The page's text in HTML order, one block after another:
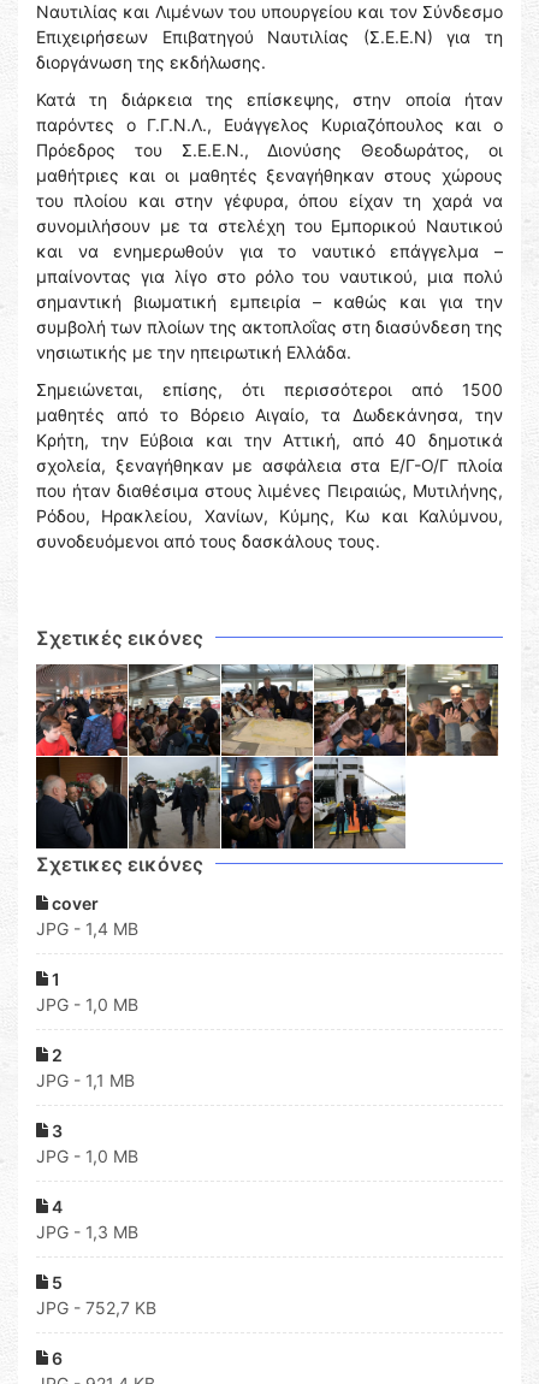
Ναυτιλίας και Λιμένων του υπουργείου και τον Σύνδεσμο
Επιχειρήσεων Επιβατηγού Ναυτιλίας (Σ.Ε.Ε.Ν) για τη
διοργάνωση της εκδήλωσης.
Κατά τη διάρκεια της επίσκεψης, στην οποία ήταν
παρόντες ο Γ.Γ.Ν.Λ., Ευάγγελος Κυριαζόπουλος και ο
Πρόεδρος του Σ.Ε.Ε.Ν., Διονύσης Θεοδωράτος, οι
μαθήτριες και οι μαθητές ξεναγήθηκαν στους χώρους
του πλοίου και στην γέφυρα, όπου είχαν τη χαρά να
συνομιλήσουν με τα στελέχη του Εμπορικού Ναυτικού
και να ενημερωθούν για το ναυτικό επάγγελμα –
μπαίνοντας για λίγο στο ρόλο του ναυτικού, μια πολύ
σημαντική βιωματική εμπειρία – καθώς και για την
συμβολή των πλοίων της ακτοπλοΐας στη διασύνδεση της
νησιωτικής με την ηπειρωτική Ελλάδα.
Σημειώνεται, επίσης, ότι περισσότεροι από 1500
μαθητές από το Βόρειο Αιγαίο, τα Δωδεκάνησα, την
Κρήτη, την Εύβοια και την Αττική, από 40 δημοτικά
σχολεία, ξεναγήθηκαν με ασφάλεια στα Ε/Γ-Ο/Γ πλοία
που ήταν διαθέσιμα στους λιμένες Πειραιώς, Μυτιλήνης,
Ρόδου, Ηρακλείου, Χανίων, Κύμης, Κω και Καλύμνου,
συνοδευόμενοι από τους δασκάλους τους.
Σχετικές εικόνες
Σχετικες εικόνες
cover
JPG - 1,4 MB
1
JPG - 1,0 MB
2
JPG - 1,1 MB
3
JPG - 1,0 MB
4
JPG - 1,3 MB
5
JPG - 752,7 KB
6